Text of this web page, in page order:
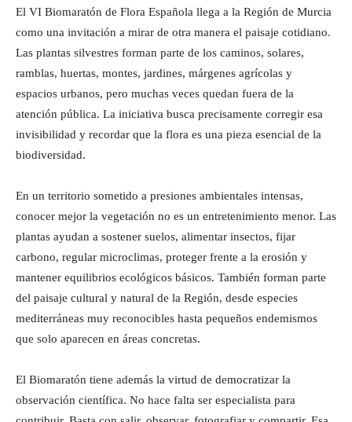
El VI Biomaratón de Flora Española llega a la Región de Murcia
como una invitación a mirar de otra manera el paisaje cotidiano.
Las plantas silvestres forman parte de los caminos, solares,
ramblas, huertas, montes, jardines, márgenes agrícolas y
espacios urbanos, pero muchas veces quedan fuera de la
atención pública. La iniciativa busca precisamente corregir esa
invisibilidad y recordar que la flora es una pieza esencial de la
biodiversidad.
En un territorio sometido a presiones ambientales intensas,
conocer mejor la vegetación no es un entretenimiento menor. Las
plantas ayudan a sostener suelos, alimentar insectos, fijar
carbono, regular microclimas, proteger frente a la erosión y
mantener equilibrios ecológicos básicos. También forman parte
del paisaje cultural y natural de la Región, desde especies
mediterráneas muy reconocibles hasta pequeños endemismos
que solo aparecen en áreas concretas.
El Biomaratón tiene además la virtud de democratizar la
observación científica. No hace falta ser especialista para